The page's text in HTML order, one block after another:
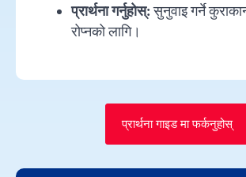
प्रार्थना गर्नुहोस्:सुनुवाइ गर्ने
रोप्नको लागि।
प्रार्थना गाइड मा फर्कनुहोस्